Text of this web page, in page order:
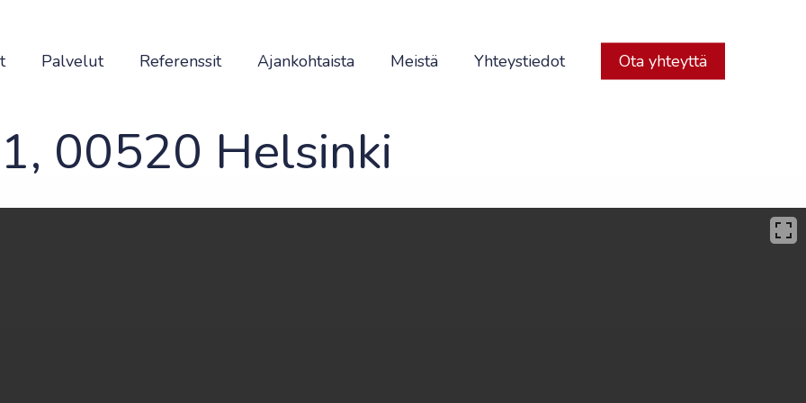
Palvelut Referenssit Ajankohtaista Meistä Yhteystiedot Ota yhteyttä
00520 Helsinki